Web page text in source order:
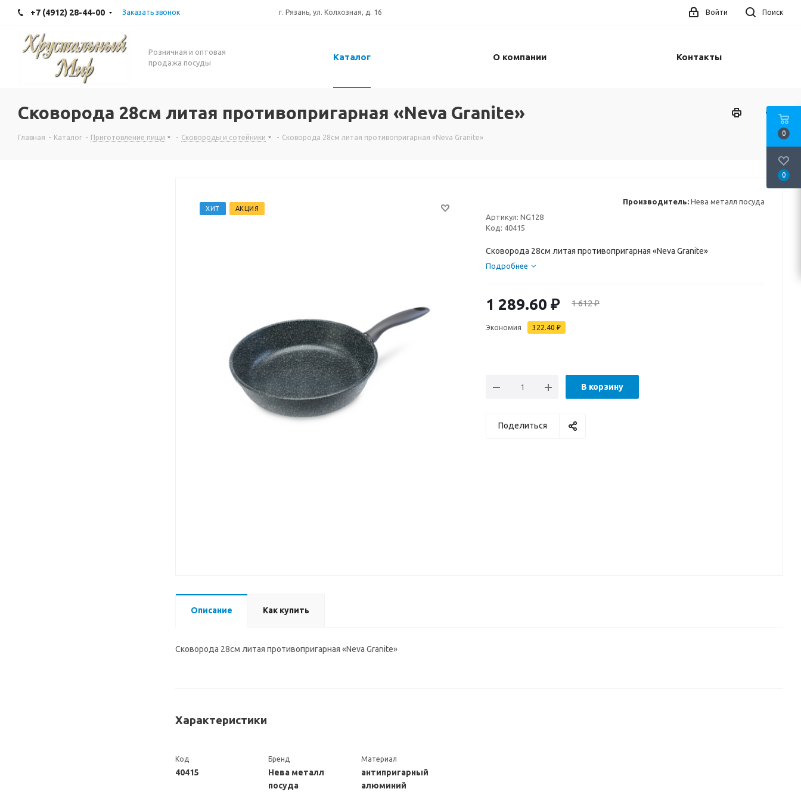
+7 (4912) 28-44-00 Заказать звонок г. Рязань, ул. Колхозная, д. 16 Поиск
Войти
Розничная и оптовая
продажа посуды
Каталог О компании Контакты
Сковорода 28см литая противопригарная «Neva Granite»
Главная - Каталог - Приготовление пищи - Сковороды и сотейники - Сковорода 28см литая противопригарная «Neva Granite»
ХИТ АКЦИЯ
Производитель: Нева металл посуда
Артикул: NG128
Код: 40415
Сковорода 28см литая противопригарная «Neva Granite»
Подробнее
1 289.60 ₽ 1 612₽
Экономия 322.40 ₽
В корзину
Поделиться
Описание Как купить
Сковорода 28см литая противопригарная «Neva Granite»
Характеристики
Код
40415
Бренд
Нева металл
посуда
Материал
антипригарный
алюминий
0
0